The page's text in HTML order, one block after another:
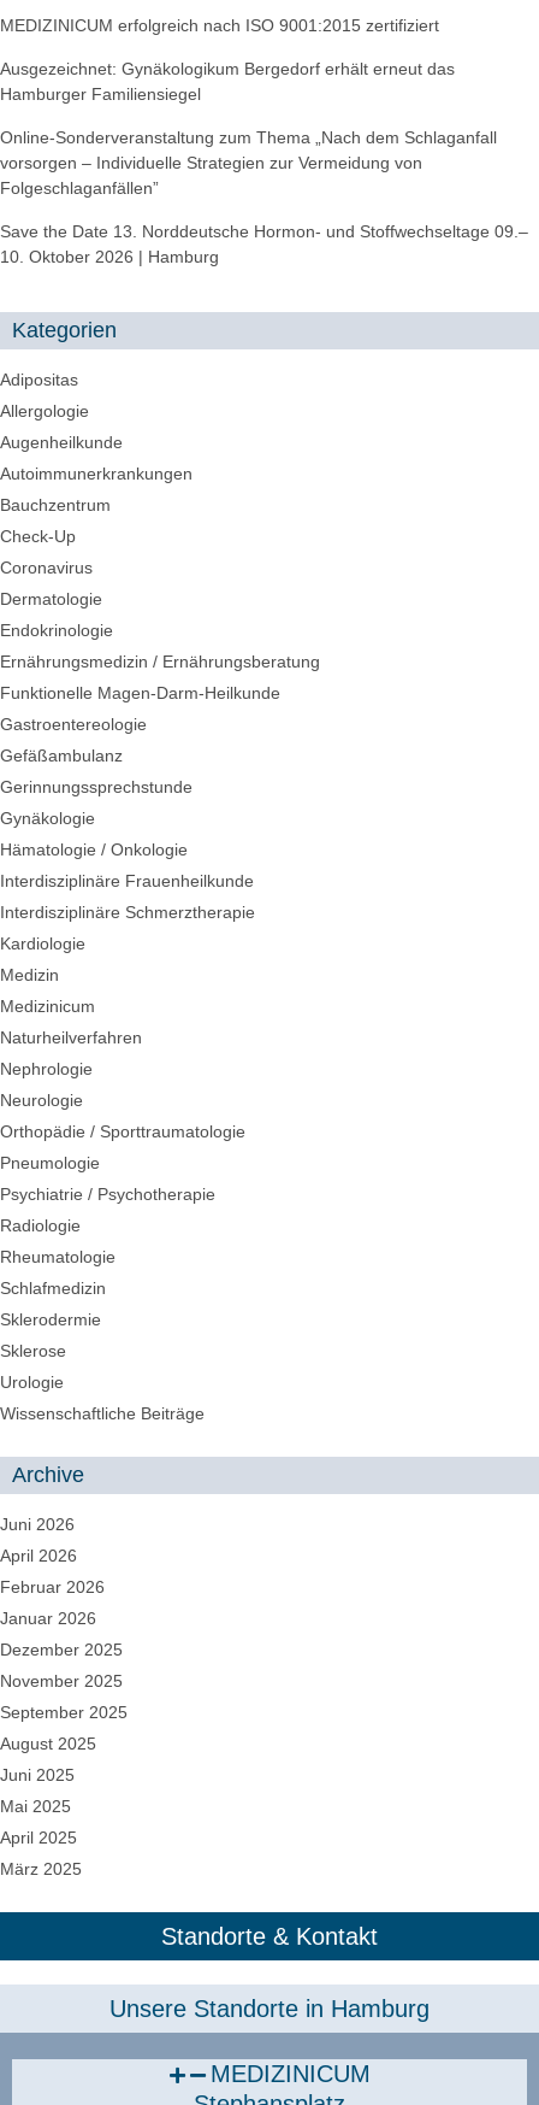
MEDIZINICUM erfolgreich nach ISO 9001:2015 zertifiziert
Ausgezeichnet: Gynäkologikum Bergedorf erhält erneut das
Hamburger Familiensiegel
Online-Sonderveranstaltung zum Thema „Nach dem Schlaganfall
vorsorgen – Individuelle Strategien zur Vermeidung von
Folgeschlaganfällen”
Save the Date 13. Norddeutsche Hormon- und Stoffwechseltage 09.–
10. Oktober 2026 | Hamburg
Kategorien
Adipositas
Allergologie
Augenheilkunde
Autoimmunerkrankungen
Bauchzentrum
Check-Up
Coronavirus
Dermatologie
Endokrinologie
Ernährungsmedizin / Ernährungsberatung
Funktionelle Magen-Darm-Heilkunde
Gastroentereologie
Gefäßambulanz
Gerinnungssprechstunde
Gynäkologie
Hämatologie / Onkologie
Interdisziplinäre Frauenheilkunde
Interdisziplinäre Schmerztherapie
Kardiologie
Medizin
Medizinicum
Naturheilverfahren
Nephrologie
Neurologie
Orthopädie / Sporttraumatologie
Pneumologie
Psychiatrie / Psychotherapie
Radiologie
Rheumatologie
Schlafmedizin
Sklerodermie
Sklerose
Urologie
Wissenschaftliche Beiträge
Archive
Juni 2026
April 2026
Februar 2026
Januar 2026
Dezember 2025
November 2025
September 2025
August 2025
Juni 2025
Mai 2025
April 2025
März 2025
Standorte & Kontakt
Unsere Standorte in Hamburg​
MEDIZINICUM